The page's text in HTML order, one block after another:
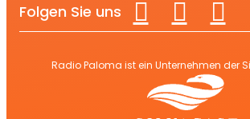
Folgen Sie uns
Radio Paloma ist ein Unternehmen der